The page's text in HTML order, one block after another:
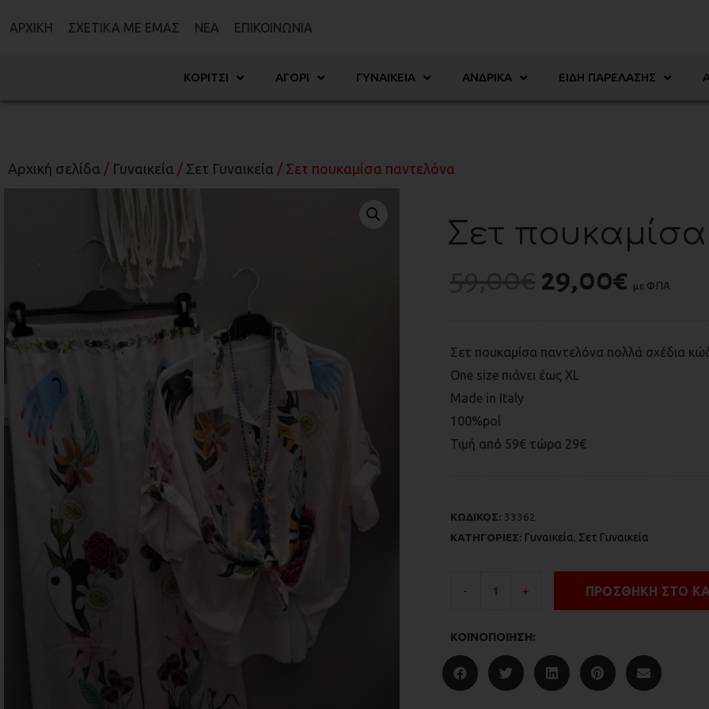
ΑΡΧΙΚΉ ΣΧΕΤΙΚΆ ΜΕ ΕΜΆΣ ΝΈΑ ΕΠΙΚΟΙΝΩΝΊΑ
ΚΟΡΊΤΣΙ ΑΓΌΡΙ ΓΥΝΑΙΚΕΊΑ ΑΝΔΡΙΚΆ ΕΊΔΗ ΠΑΡΈΛΑΣΗΣ
Αρχική σελίδα / Γυναικεία / Σετ Γυναικεία / Σετ πουκαμίσα παντελόνα
Σετ
29,00€ με ΦΠΑ
Σετ πουκαμίσα παντελόνα πολλά σχέδια
One size πιάνει έως ΧL
Made in Italy
100%pol
Τιμή από 59€ τώρα 29€
ΚΩΔΙΚΟΣ: 33362
ΚΑΤΗΓΟΡΙΕΣ: Γυναικεία, Σετ Γυναικεία
- + ΠΡΟΣΘΉΚΗ ΣΤΟ
ΚΟΙΝΟΠΟΊΗΣΗ: